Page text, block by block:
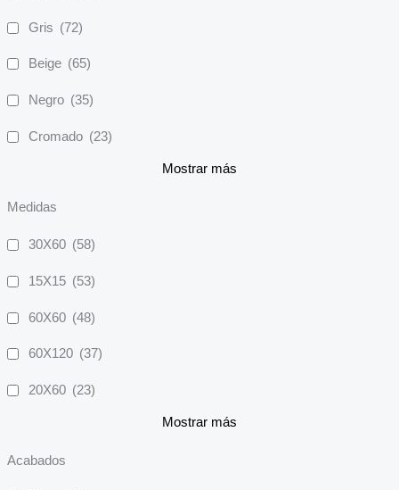
Gris (72)
Beige (65)
Negro (35)
Cromado (23)
Mostrar más
Medidas
30X60 (58)
15X15 (53)
60X60 (48)
60X120 (37)
20X60 (23)
Mostrar más
Acabados